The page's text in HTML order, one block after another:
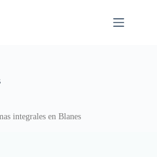
integrales en Blanes